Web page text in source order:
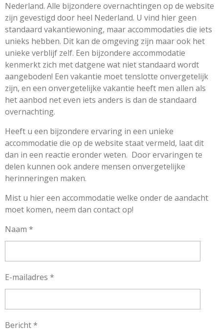
Nederland. Alle bijzondere overnachtingen op de website
zijn gevestigd door heel Nederland. U vind hier geen
standaard vakantiewoning, maar accommodaties die iets
unieks hebben. Dit kan de omgeving zijn maar ook het
unieke verblijf zelf. Een bijzondere accommodatie
kenmerkt zich met datgene wat niet standaard wordt
aangeboden! Een vakantie moet tenslotte onvergetelijk
zijn, en een onvergetelijke vakantie heeft men allen als
het aanbod net even iets anders is dan de standaard
overnachting.
Heeft u een bijzondere ervaring in een unieke
accommodatie die op de website staat vermeld, laat dit
dan in een reactie eronder weten. Door ervaringen te
delen kunnen ook andere mensen onvergetelijke
herinneringen maken.
Mist u hier een accommodatie welke onder de aandacht
moet komen, neem dan contact op!
Naam *
E-mailadres *
Bericht *